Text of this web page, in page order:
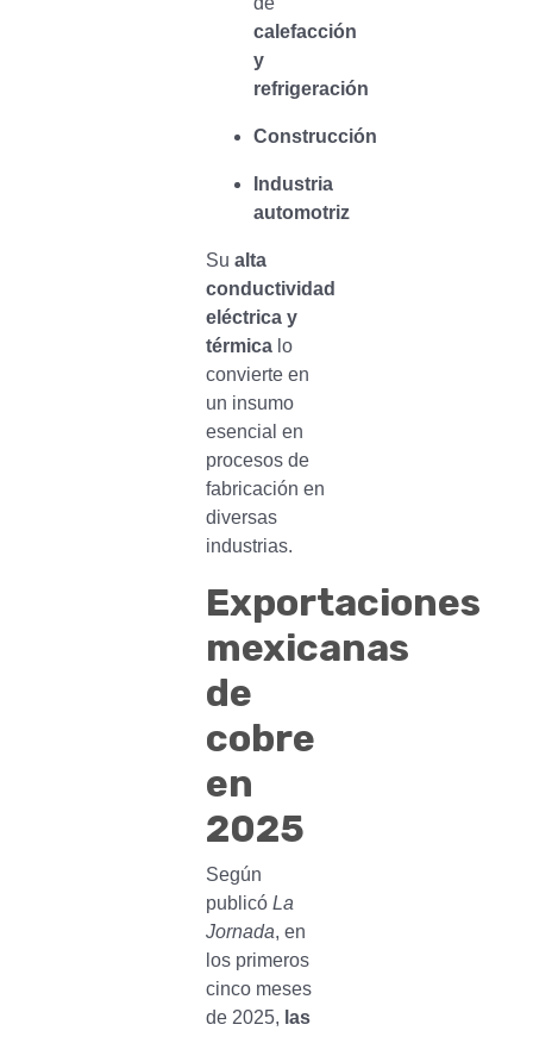
calefacción
y
refrigeración
Construcción
Industria
automotriz
Su alta
conductividad
eléctrica y
térmicalo
convierte en
un insumo
esencial en
procesos de
fabricación en
diversas
industrias.
Exportaciones
mexicanas
de
cobre
en
2025
Según
publicó La
Jornada, en
los primeros
cinco meses
de 2025, las